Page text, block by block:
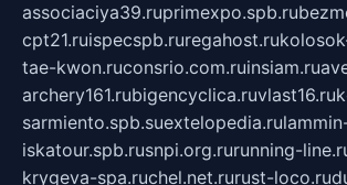
associaciya39.ruprimexpo.spb.ru
cpt21.ruispecspb.ruregahost.ru
tae-kwon.ruconsrio.com.ruinsiam.ru
archery161.rubigencyclica.ruvlast16.ru
sarmiento.spb.suextelopedia.ru
iskatour.spb.rusnpi.org.rurunning-
krygeva-spa.ruchel.net.rurust-loco.ru